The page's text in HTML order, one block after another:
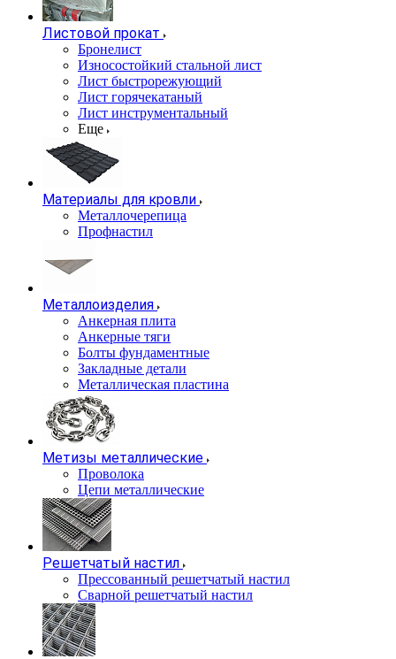
Листовой прокат
Бронелист
Износостойкий стальной лист
Лист быстрорежующий
Лист горячекатаный
Лист инструментальный
Еще
Материалы для кровли
Металлочерепица
Профнастил
Металлоизделия
Анкерная плита
Анкерные тяги
Болты фундаментные
Закладные детали
Металлическая пластина
Метизы металлические
Проволока
Цепи металлические
Решетчатый настил
Прессованный решетчатый настил
Сварной решетчатый настил